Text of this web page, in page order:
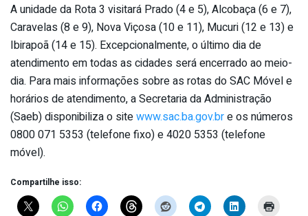
A unidade da Rota 3 visitará Prado (4 e 5), Alcobaça (6 e 7),
Caravelas (8 e 9), Nova Viçosa (10 e 11), Mucuri (12 e 13) e
Ibirapoã (14 e 15). Excepcionalmente, o último dia de
atendimento em todas as cidades será encerrado ao meio-
dia. Para mais informações sobre as rotas do SAC Móvel e
horários de atendimento, a Secretaria da Administração
(Saeb) disponibiliza o sitewww.sac.ba.gov.bre os números
0800 071 5353 (telefone fixo) e 4020 5353 (telefone
móvel).
Compartilhe isso: